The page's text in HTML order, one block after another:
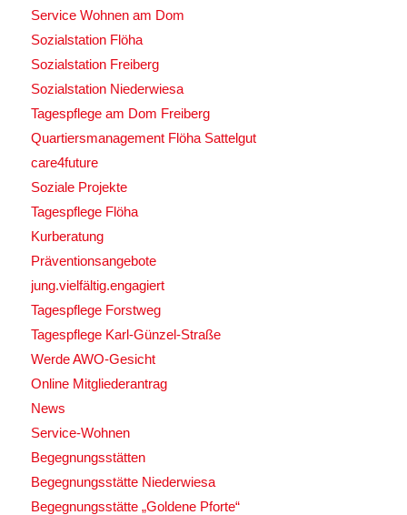
Service Wohnen am Dom
Sozialstation Flöha
Sozialstation Freiberg
Sozialstation Niederwiesa
Tagespflege am Dom Freiberg
Quartiersmanagement Flöha Sattelgut
care4future
Soziale Projekte
Tagespflege Flöha
Kurberatung
Präventionsangebote
jung.vielfältig.engagiert
Tagespflege Forstweg
Tagespflege Karl-Günzel-Straße
Werde AWO-Gesicht
Online Mitgliederantrag
News
Service-Wohnen
Begegnungsstätten
Begegnungsstätte Niederwiesa
Begegnungsstätte „Goldene Pforte“